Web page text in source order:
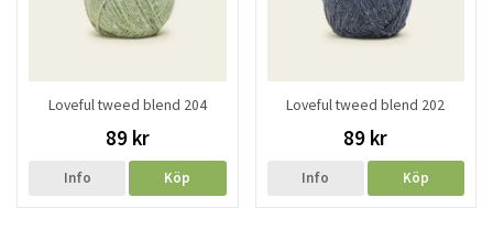
Loveful tweed blend 204
89 kr
Info Köp
Loveful tweed blend 202
89 kr
Info Köp